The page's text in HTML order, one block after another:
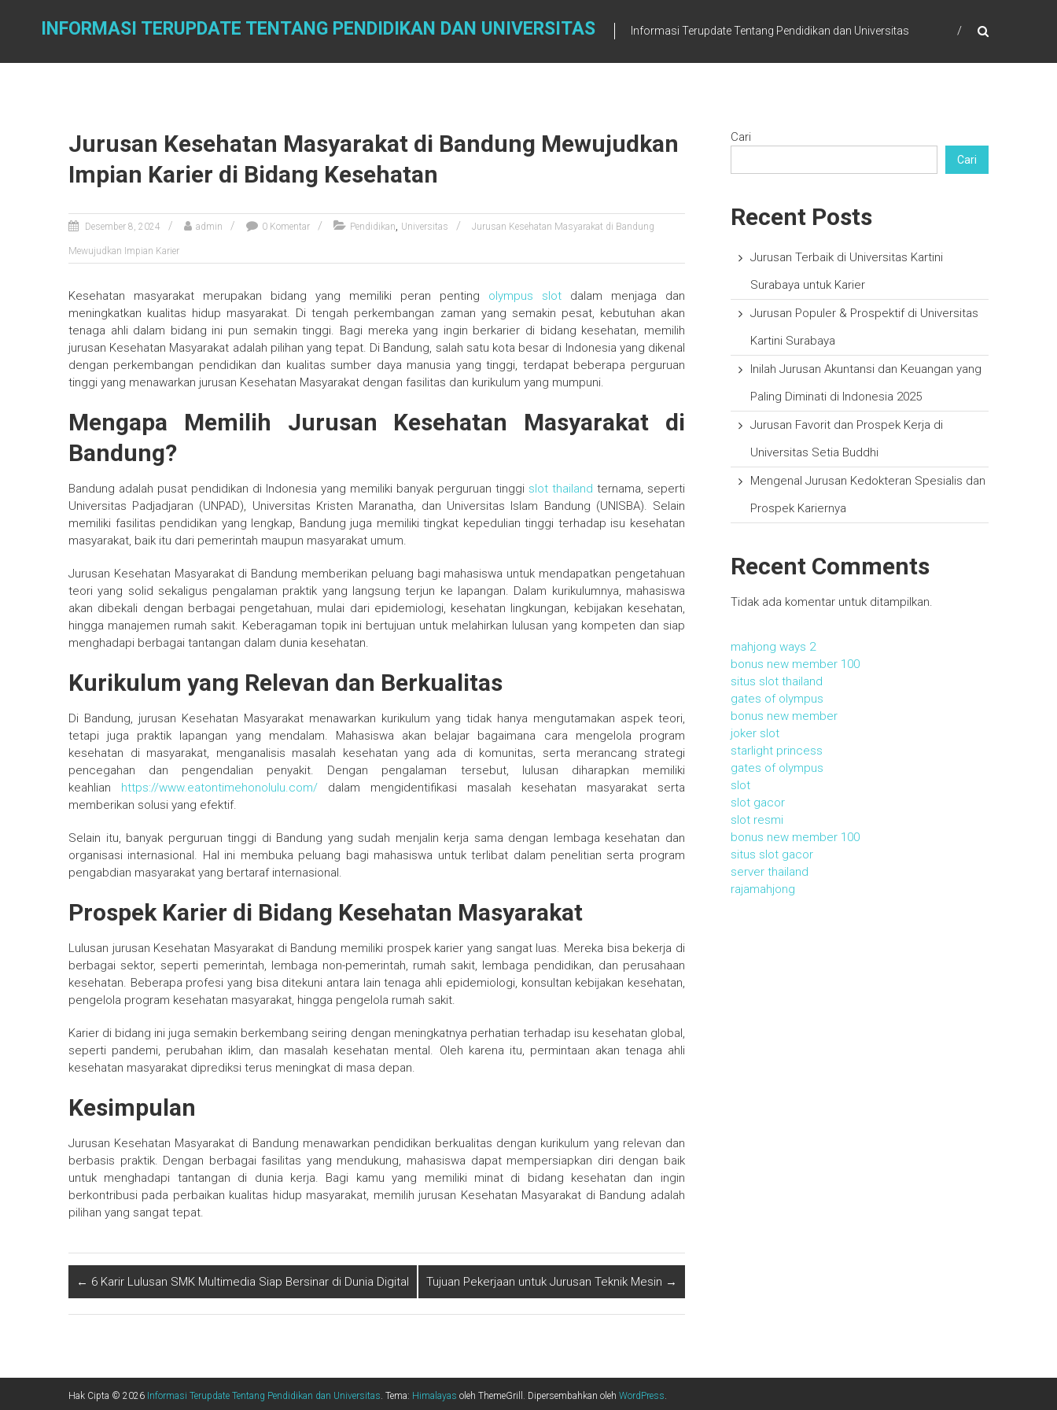
INFORMASI TERUPDATE TENTANG PENDIDIKAN DAN UNIVERSITAS Informasi Terupdate Tentang Pendidikan dan Universitas
Jurusan Kesehatan Masyarakat di Bandung Mewujudkan
Impian Karier di Bidang Kesehatan
Desember 8, 2024 admin 0 Komentar Pendidikan, Universitas Jurusan Kesehatan Masyarakat di Bandung
Mewujudkan Impian Karier
Kesehatan masyarakat merupakan bidang yang memiliki peran penting olympus slotdalam menjaga dan
meningkatkan kualitas hidup masyarakat. Di tengah perkembangan zaman yang semakin pesat, kebutuhan akan
tenaga ahli dalam bidang ini pun semakin tinggi. Bagi mereka yang ingin berkarier di bidang kesehatan, memilih
jurusan Kesehatan Masyarakat adalah pilihan yang tepat. Di Bandung, salah satu kota besar di Indonesia yang dikenal
dengan perkembangan pendidikan dan kualitas sumber daya manusia yang tinggi, terdapat beberapa perguruan
tinggi yang menawarkan jurusan Kesehatan Masyarakat dengan fasilitas dan kurikulum yang mumpuni.
Mengapa Memilih Jurusan Kesehatan Masyarakat di
Bandung?
Bandung adalah pusat pendidikan di Indonesia yang memiliki banyak perguruan tinggi slot thailand ternama, seperti
Universitas Padjadjaran (UNPAD), Universitas Kristen Maranatha, dan Universitas Islam Bandung (UNISBA). Selain
memiliki fasilitas pendidikan yang lengkap, Bandung juga memiliki tingkat kepedulian tinggi terhadap isu kesehatan
masyarakat, baik itu dari pemerintah maupun masyarakat umum.
Jurusan Kesehatan Masyarakat di Bandung memberikan peluang bagi mahasiswa untuk mendapatkan pengetahuan
teori yang solid sekaligus pengalaman praktik yang langsung terjun ke lapangan. Dalam kurikulumnya, mahasiswa
akan dibekali dengan berbagai pengetahuan, mulai dari epidemiologi, kesehatan lingkungan, kebijakan kesehatan,
hingga manajemen rumah sakit. Keberagaman topik ini bertujuan untuk melahirkan lulusan yang kompeten dan siap
menghadapi berbagai tantangan dalam dunia kesehatan.
Kurikulum yang Relevan dan Berkualitas
Di Bandung, jurusan Kesehatan Masyarakat menawarkan kurikulum yang tidak hanya mengutamakan aspek teori,
tetapi juga praktik lapangan yang mendalam. Mahasiswa akan belajar bagaimana cara mengelola program
kesehatan di masyarakat, menganalisis masalah kesehatan yang ada di komunitas, serta merancang strategi
pencegahan dan pengendalian penyakit. Dengan pengalaman tersebut, lulusan diharapkan memiliki
keahlian https://www.eatontimehonolulu.com/dalam mengidentifikasi masalah kesehatan masyarakat serta
memberikan solusi yang efektif.
Selain itu, banyak perguruan tinggi di Bandung yang sudah menjalin kerja sama dengan lembaga kesehatan dan
organisasi internasional. Hal ini membuka peluang bagi mahasiswa untuk terlibat dalam penelitian serta program
pengabdian masyarakat yang bertaraf internasional.
Prospek Karier di Bidang Kesehatan Masyarakat
Lulusan jurusan Kesehatan Masyarakat di Bandung memiliki prospek karier yang sangat luas. Mereka bisa bekerja di
berbagai sektor, seperti pemerintah, lembaga non-pemerintah, rumah sakit, lembaga pendidikan, dan perusahaan
kesehatan. Beberapa profesi yang bisa ditekuni antara lain tenaga ahli epidemiologi, konsultan kebijakan kesehatan,
pengelola program kesehatan masyarakat, hingga pengelola rumah sakit.
Karier di bidang ini juga semakin berkembang seiring dengan meningkatnya perhatian terhadap isu kesehatan global,
seperti pandemi, perubahan iklim, dan masalah kesehatan mental. Oleh karena itu, permintaan akan tenaga ahli
kesehatan masyarakat diprediksi terus meningkat di masa depan.
Kesimpulan
Jurusan Kesehatan Masyarakat di Bandung menawarkan pendidikan berkualitas dengan kurikulum yang relevan dan
berbasis praktik. Dengan berbagai fasilitas yang mendukung, mahasiswa dapat mempersiapkan diri dengan baik
untuk menghadapi tantangan di dunia kerja. Bagi kamu yang memiliki minat di bidang kesehatan dan ingin
berkontribusi pada perbaikan kualitas hidup masyarakat, memilih jurusan Kesehatan Masyarakat di Bandung adalah
pilihan yang sangat tepat.
← 6 Karir Lulusan SMK Multimedia Siap Bersinar di Dunia Digital Tujuan Pekerjaan untuk Jurusan Teknik Mesin →
Cari
Cari
Recent Posts
Jurusan Terbaik di Universitas Kartini
Surabaya untuk Karier
Jurusan Populer & Prospektif di Universitas
Kartini Surabaya
Inilah Jurusan Akuntansi dan Keuangan yang
Paling Diminati di Indonesia 2025
Jurusan Favorit dan Prospek Kerja di
Universitas Setia Buddhi
Mengenal Jurusan Kedokteran Spesialis dan
Prospek Kariernya
Recent Comments
Tidak ada komentar untuk ditampilkan.
mahjong ways 2
bonus new member 100
situs slot thailand
gates of olympus
bonus new member
joker slot
starlight princess
gates of olympus
slot
slot gacor
slot resmi
bonus new member 100
situs slot gacor
server thailand
rajamahjong
Hak Cipta © 2026 Informasi Terupdate Tentang Pendidikan dan Universitas. Tema: Himalayas oleh ThemeGrill. Dipersembahkan oleh WordPress.